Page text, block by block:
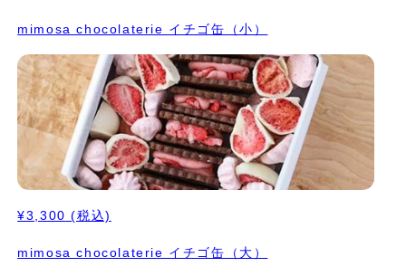
mimosa chocolaterie イチゴ缶（小）
¥3,300 (税込)
mimosa chocolaterie イチゴ缶（大）